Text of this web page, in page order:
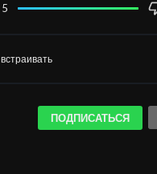
5
встраивать
ПОДПИСАТЬСЯ